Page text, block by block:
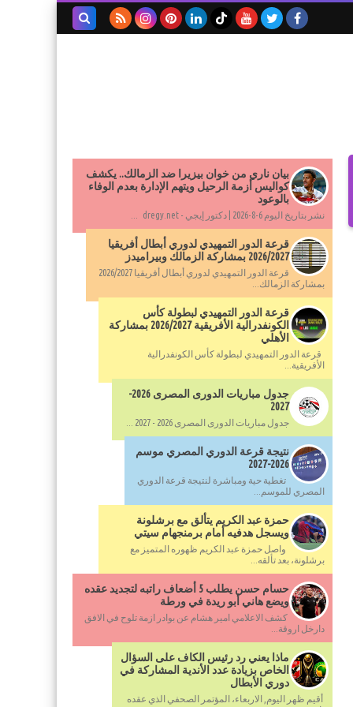
بيان ناري من خوان بيزيرا ضد الزمالك.. يكشف
كواليس أزمة الرحيل ويتهم الإدارة بعدم الوفاء
بالوعود
نشر بتاريخ اليوم 6-8-2026 | دكتور إيجي - dregy.net ...
قرعة الدور التمهيدي لدوري أبطال أفريقيا
2026/2027 بمشاركة الزمالك وبيراميدز
قرعة الدور التمهيدي لدوري أبطال أفريقيا 2026/2027
بمشاركة الزمالك...
قرعة الدور التمهيدي لبطولة كأس
الكونفدرالية الأفريقية 2026/2027 بمشاركة
الأهلي
قرعة الدور التمهيدي لبطولة كأس الكونفدرالية
الأفريقية...
جدول مباريات الدورى المصرى 2026-
2027
جدول مباريات الدورى المصرى 2026 - 2027 ...
نتيجة قرعة الدوري المصري موسم
2026-2027
تغطية حية ومباشرة لنتيجة قرعة الدوري
المصري للموسم...
حمزة عبد الكريم يتألق مع برشلونة
ويسجل هدفيه أمام برمنجهام سيتي
واصل حمزة عبد الكريم ظهوره المتميز مع
برشلونة، بعد تألقه...
حسام حسن يطلب 5 أضعاف راتبه لتجديد عقده
ويضع هاني أبو ريدة في ورطة
كشف الاعلامي امير هشام عن بوادر ازمة تلوح في الافق
دارخل اروقة...
ماذا يعني رد رئيس الكاف على السؤال
الخاص بزيادة عدد الأندية المشاركة في
دوري الأبطال
أقيم ظهر اليوم, الاربعاء، المؤتمر الصحفي الذي عقده